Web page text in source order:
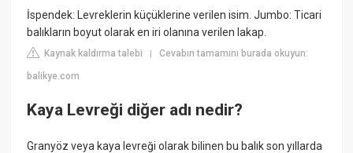
İspendek: Levreklerin küçüklerine verilen isim. Jumbo: Ticari
balıkların boyut olarak en iri olanına verilen lakap.
Kaynak kaldırma talebi |Cevabın tamamını burada okuyun:
balikye.com
Kaya Levreği diğer adı nedir?
Granyöz veya kaya levreği olarak bilinen bu balık son yıllarda